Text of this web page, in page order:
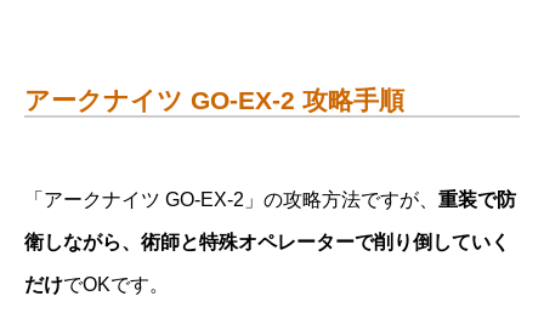
アークナイツ GO-EX-2 攻略手順
「アークナイツ GO-EX-2」の攻略方法ですが、 重装で防
衛しながら、術師と特殊オペレーターで削り倒していく
だけでOKです。